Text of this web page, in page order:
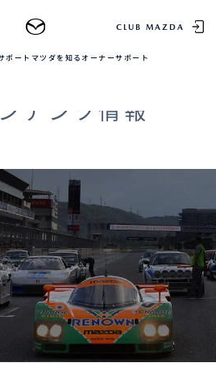
CLUB MAZDA
ポート マツダを知る オーナーサポート
ログイン
除
テンツ情報